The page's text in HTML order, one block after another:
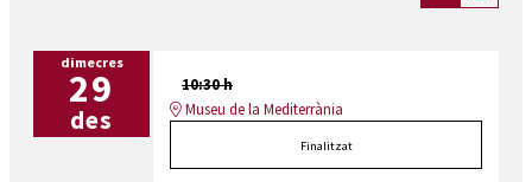
dimecres
29
des
10:30 h
Museu de la Mediterrània
Finalitzat